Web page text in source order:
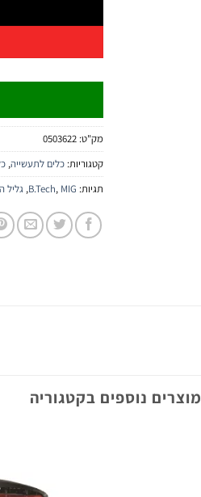
מק"ט: 0503622
קטגוריות: כלים לתעשייה,
תגיות:
B.Tech, MIG
, גליל
מוצרים נוספים בקטגוריה